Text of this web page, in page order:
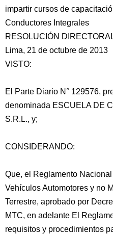
impartir cursos de
Conductores Integrales
RESOLUCIÓN
Lima, 21 de octubre de 2013
VISTO:
El Parte Diario N° 129576,
denominada ESCUELA DE
S.R.L., y;
CONSIDERANDO:
Que, el Reglamento
Vehículos Automotores y no
Terrestre, aprobado por
MTC, en adelante El
requisitos y procedimientos